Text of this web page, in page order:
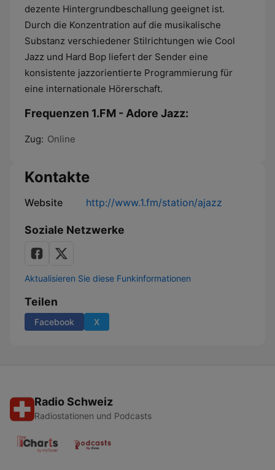
dezente Hintergrundbeschallung geeignet ist.
Durch die Konzentration auf die musikalische
Substanz verschiedener Stilrichtungen wie Cool
Jazz und Hard Bop liefert der Sender eine
konsistente jazzorientierte Programmierung für
eine internationale Hörerschaft.
Frequenzen 1.FM - Adore Jazz:
Zug: Online
Kontakte
Website http://www.1.fm/station/ajazz
Soziale Netzwerke
Aktualisieren Sie diese Funkinformationen
Teilen
Facebook X
Radio Schweiz
Radiostationen und Podcasts